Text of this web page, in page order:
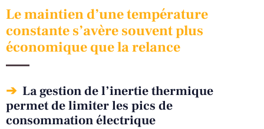
Le maintien d’une température
constante s’avère souvent plus
économique que la relance
La gestion de l’inertie thermique
permet de limiter les pics de
consommation électrique